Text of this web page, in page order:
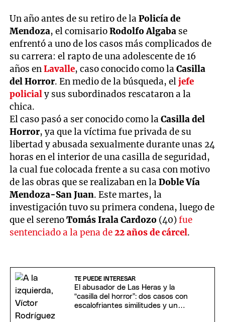
Un año antes de su retiro de la Policía de
Mendoza, el comisarioRodolfo Algaba se
enfrentó a uno de los casos más complicados de
su carrera: el rapto de una adolescente de 16
años enLavalle, caso conocido como laCasilla
del Horror. En medio de la búsqueda, eljefe
policialy sus subordinados rescataron a la
chica.
El caso pasó a ser conocido como laCasilla del
Horror, ya que la víctima fue privada de su
libertad y abusada sexualmente durante unas 24
horas en el interior de una casilla de seguridad,
la cual fue colocada frente a su casa con motivo
de las obras que se realizaban en la Doble Vía
Mendoza-San Juan. Este martes, la
investigación tuvo su primera condena, luego de
que el serenoTomás Irala Cardozo (40)fue
sentenciado a la pena de22 años de cárcel.
TE PUEDE INTERESAR
El abusador de Las Heras y la
“casilla del horror”: dos casos con
escalofriantes similitudes y un